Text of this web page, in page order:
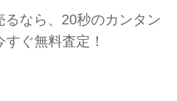
るなら、20秒のカンタン
すぐ無料査定！